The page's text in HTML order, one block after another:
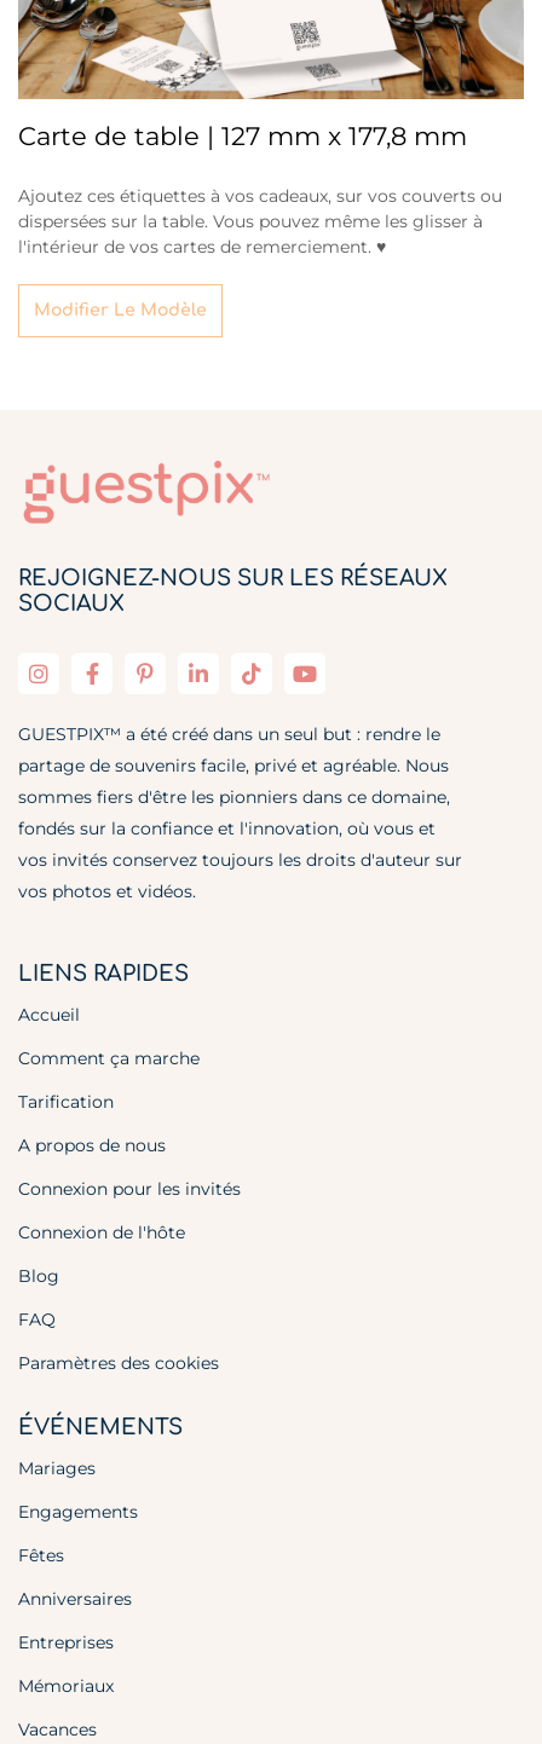
Carte de table | 127 mm x 177,8 mm
Ajoutez ces étiquettes à vos cadeaux, sur vos couverts ou
dispersées sur la table. Vous pouvez même les glisser à
l'intérieur de vos cartes de remerciement. ♥
Modifier Le Modèle
REJOIGNEZ-NOUS SUR LES RÉSEAUX
SOCIAUX
GUESTPIX™ a été créé dans un seul but : rendre le
partage de souvenirs facile, privé et agréable. Nous
sommes fiers d'être les pionniers dans ce domaine,
fondés sur la confiance et l'innovation, où vous et
vos invités conservez toujours les droits d'auteur sur
vos photos et vidéos.
LIENS RAPIDES
Accueil
Comment ça marche
Tarification
A propos de nous
Connexion pour les invités
Connexion de l'hôte
Blog
FAQ
Paramètres des cookies
ÉVÉNEMENTS
Mariages
Engagements
Fêtes
Anniversaires
Entreprises
Mémoriaux
Vacances